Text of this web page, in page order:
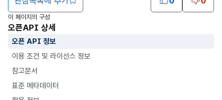
이 페이지의 구성
오픈API 상세
오픈 API 정보
이용 조건 및 라이선스 정보
참고문서
표준 메타데이터